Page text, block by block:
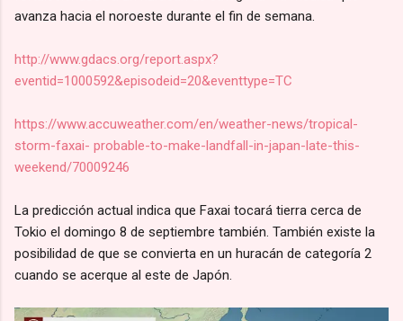
avanza hacia el noroeste durante el fin de semana.
http://www.gdacs.org/report.aspx?
eventid=1000592&episodeid=20&eventtype=TC
https://www.accuweather.com/en/weather-news/tropical-
storm-faxai- probable-to-make-landfall-in-japan-late-this-
weekend/70009246
La predicción actual indica que Faxai tocará tierra cerca de
Tokio el domingo 8 de septiembre también. También existe la
posibilidad de que se convierta en un huracán de categoría 2
cuando se acerque al este de Japón.